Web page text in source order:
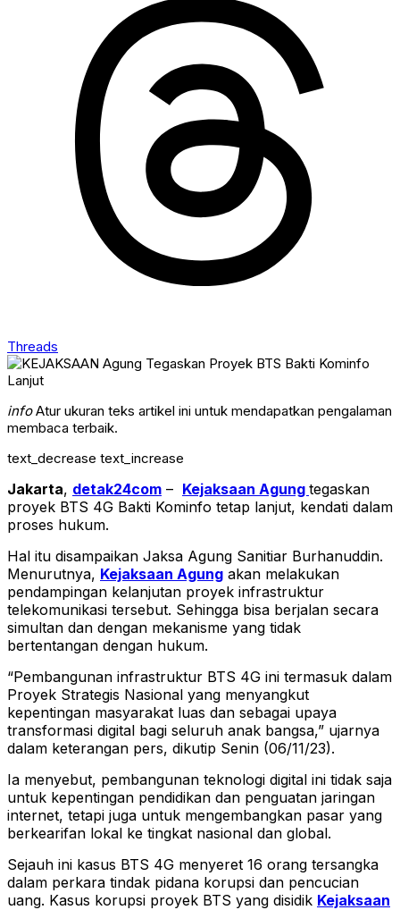
Threads
infoAtur ukuran teks artikel ini untuk mendapatkan pengalaman
membaca terbaik.
text_decrease text_increase
Jakarta, detak24com – Kejaksaan Agung tegaskan
proyek BTS 4G Bakti Kominfo tetap lanjut, kendati dalam
proses hukum.
Hal itu disampaikan Jaksa Agung Sanitiar Burhanuddin.
Menurutnya, Kejaksaan Agung akan melakukan
pendampingan kelanjutan proyek infrastruktur
telekomunikasi tersebut. Sehingga bisa berjalan secara
simultan dan dengan mekanisme yang tidak
bertentangan dengan hukum.
“Pembangunan infrastruktur BTS 4G ini termasuk dalam
Proyek Strategis Nasional yang menyangkut
kepentingan masyarakat luas dan sebagai upaya
transformasi digital bagi seluruh anak bangsa,” ujarnya
dalam keterangan pers, dikutip Senin (06/11/23).
Ia menyebut, pembangunan teknologi digital ini tidak saja
untuk kepentingan pendidikan dan penguatan jaringan
internet, tetapi juga untuk mengembangkan pasar yang
berkearifan lokal ke tingkat nasional dan global.
Sejauh ini kasus BTS 4G menyeret 16 orang tersangka
dalam perkara tindak pidana korupsi dan pencucian
uang. Kasus korupsi proyek BTS yang disidik Kejaksaan